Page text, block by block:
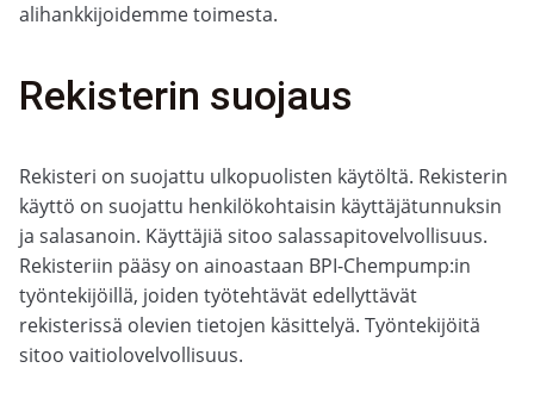
alihankkijoidemme toimesta.
Rekisterin suojaus
Rekisteri on suojattu ulkopuolisten käytöltä. Rekisterin
käyttö on suojattu henkilökohtaisin käyttäjätunnuksin
ja salasanoin. Käyttäjiä sitoo salassapitovelvollisuus.
Rekisteriin pääsy on ainoastaan BPI-Chempump:in
työntekijöillä, joiden työtehtävät edellyttävät
rekisterissä olevien tietojen käsittelyä. Työntekijöitä
sitoo vaitiolovelvollisuus.